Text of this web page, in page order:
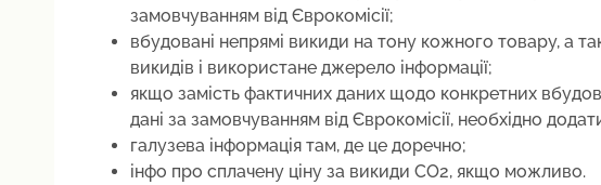
замовчуванням від Єврокомісії;
вбудовані непрямі викиди на тону кожного товару, а
викидів і використане джерело інформації;
якщо замість фактичних даних щодо конкретних
дані за замовчуванням від Єврокомісії, необхідно
галузева інформація там, де це доречно;
інфо про сплачену ціну за викиди СО2, якщо можливо.